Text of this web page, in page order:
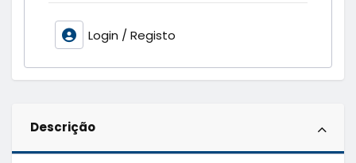
Login / Registo
Descrição